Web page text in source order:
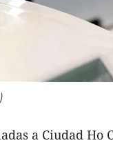
a Ciudad Ho